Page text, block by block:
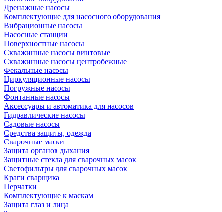
Дренажные насосы
Комплектующие для насосного оборудования
Вибрационные насосы
Насосные станции
Поверхностные насосы
Скважинные насосы винтовые
Скважинные насосы центробежные
Фекальные насосы
Циркуляционные насосы
Погружные насосы
Фонтанные насосы
Аксессуары и автоматика для насосов
Гидравлические насосы
Садовые насосы
Средства защиты, одежда
Сварочные маски
Защита органов дыхания
Защитные стекла для сварочных масок
Светофильтры для сварочных масок
Краги сварщика
Перчатки
Комплектующие к маскам
Защита глаз и лица